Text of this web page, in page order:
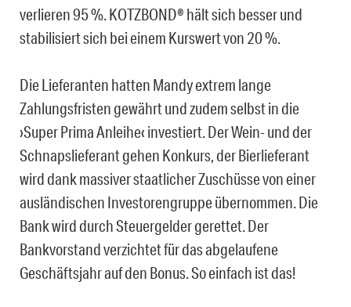
verlieren 95 %. KOTZBOND® hält sich besser und
stabilisiert sich bei einem Kurswert von 20 %.
Die Lieferanten hatten Mandy extrem lange
Zahlungsfristen gewährt und zudem selbst in die
›Super Prima Anleihe‹ investiert. Der Wein- und der
Schnapslieferant gehen Konkurs, der Bierlieferant
wird dank massiver staatlicher Zuschüsse von einer
ausländischen Investorengruppe übernommen. Die
Bank wird durch Steuergelder gerettet. Der
Bankvorstand verzichtet für das abgelaufene
Geschäftsjahr auf den Bonus. So einfach ist das!